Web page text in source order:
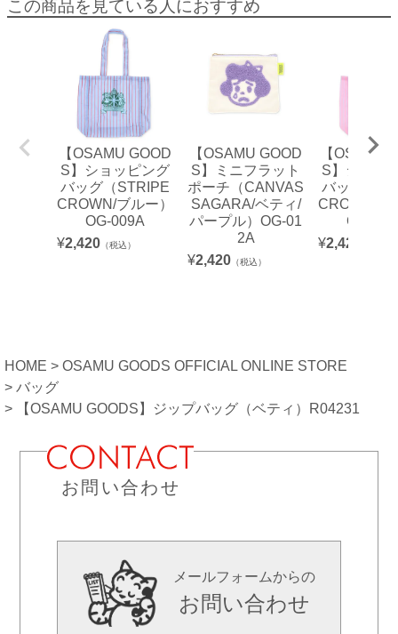
この商品を見ている人におすすめ
【OSAMU GOOD
S】ショッピング
バッグ（STRIPE
CROWN/ブルー）
OG-009A
¥2,420 （税込）
【OSAMU GOOD
S】ミニフラット
ポーチ（CANVAS
SAGARA/ベティ/
パープル）OG-01
2A
¥2,420 （税込）
【OSAMU
S】ショッ
バッグ（
CROWN/ピ
OG-
¥2,420
HOME
OSAMU GOODS OFFICIAL ONLINE STORE
バッグ
【OSAMU GOODS】ジップバッグ（ベティ）R04231
お問い合わせ
メールフォームからの
お問い合わせ